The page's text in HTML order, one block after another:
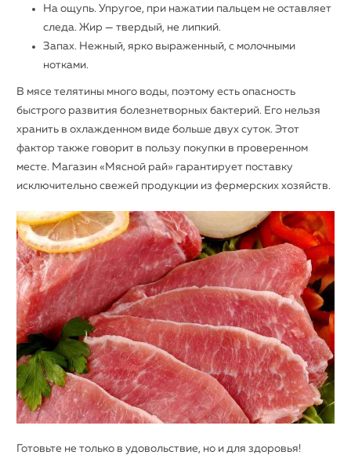
На ощупь. Упругое, при нажатии пальцем не оставляет
следа. Жир — твердый, не липкий.
Запах. Нежный, ярко выраженный, с молочными
нотками.
В мясе телятины много воды, поэтому есть опасность
быстрого развития болезнетворных бактерий. Его нельзя
хранить в охлажденном виде больше двух суток. Этот
фактор также говорит в пользу покупки в проверенном
месте. Магазин «Мясной рай» гарантирует поставку
исключительно свежей продукции из фермерских хозяйств.
Готовьте не только в удовольствие, но и для здоровья!